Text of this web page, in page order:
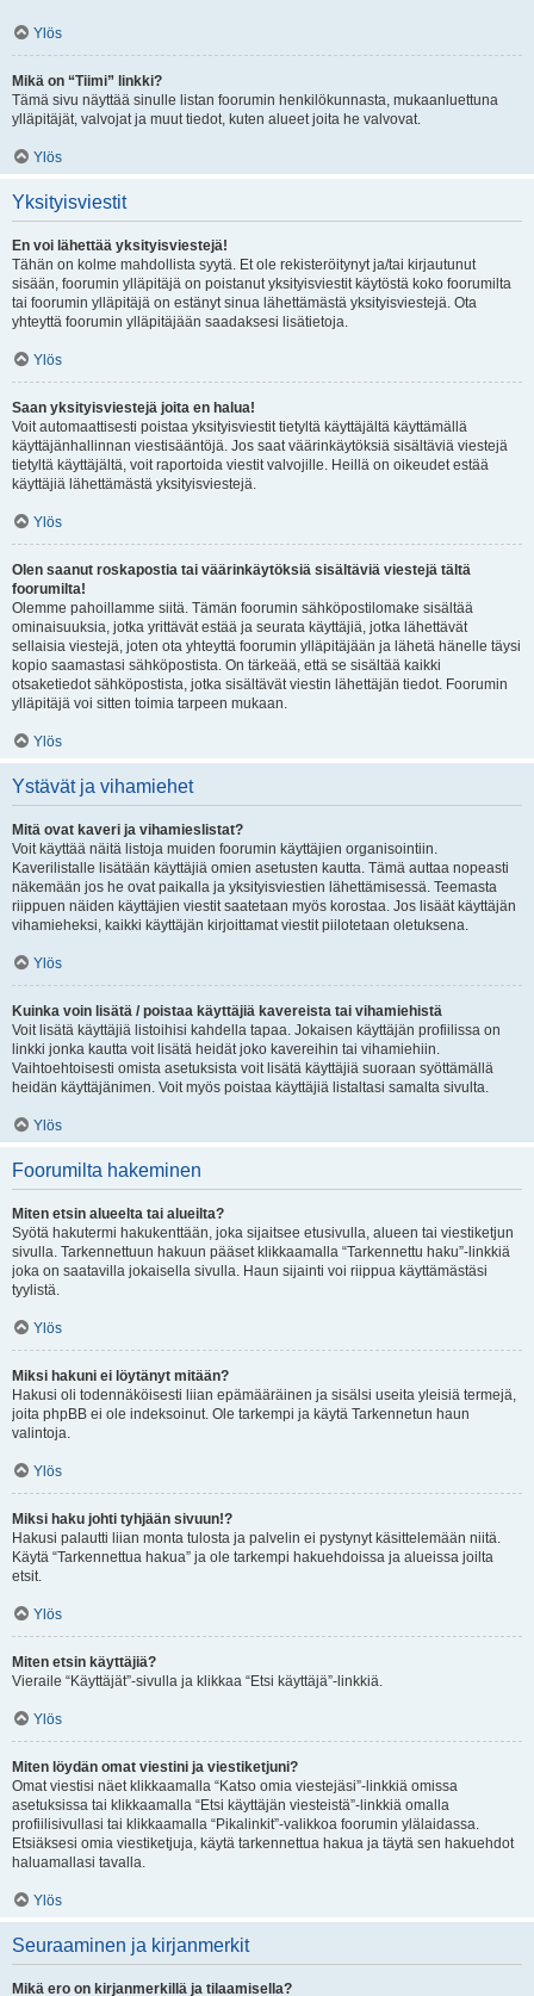
Ylös
Mikä on “Tiimi” linkki?
Tämä sivu näyttää sinulle listan foorumin henkilökunnasta, mukaanluettuna
ylläpitäjät, valvojat ja muut tiedot, kuten alueet joita he valvovat.
Ylös
Yksityisviestit
En voi lähettää yksityisviestejä!
Tähän on kolme mahdollista syytä. Et ole rekisteröitynyt ja/tai kirjautunut
sisään, foorumin ylläpitäjä on poistanut yksityisviestit käytöstä koko foorumilta
tai foorumin ylläpitäjä on estänyt sinua lähettämästä yksityisviestejä. Ota
yhteyttä foorumin ylläpitäjään saadaksesi lisätietoja.
Ylös
Saan yksityisviestejä joita en halua!
Voit automaattisesti poistaa yksityisviestit tietyltä käyttäjältä käyttämällä
käyttäjänhallinnan viestisääntöjä. Jos saat väärinkäytöksiä sisältäviä viestejä
tietyltä käyttäjältä, voit raportoida viestit valvojille. Heillä on oikeudet estää
käyttäjiä lähettämästä yksityisviestejä.
Ylös
Olen saanut roskapostia tai väärinkäytöksiä sisältäviä viestejä tältä
foorumilta!
Olemme pahoillamme siitä. Tämän foorumin sähköpostilomake sisältää
ominaisuuksia, jotka yrittävät estää ja seurata käyttäjiä, jotka lähettävät
sellaisia viestejä, joten ota yhteyttä foorumin ylläpitäjään ja lähetä hänelle täysi
kopio saamastasi sähköpostista. On tärkeää, että se sisältää kaikki
otsaketiedot sähköpostista, jotka sisältävät viestin lähettäjän tiedot. Foorumin
ylläpitäjä voi sitten toimia tarpeen mukaan.
Ylös
Ystävät ja vihamiehet
Mitä ovat kaveri ja vihamieslistat?
Voit käyttää näitä listoja muiden foorumin käyttäjien organisointiin.
Kaverilistalle lisätään käyttäjiä omien asetusten kautta. Tämä auttaa nopeasti
näkemään jos he ovat paikalla ja yksityisviestien lähettämisessä. Teemasta
riippuen näiden käyttäjien viestit saatetaan myös korostaa. Jos lisäät käyttäjän
vihamieheksi, kaikki käyttäjän kirjoittamat viestit piilotetaan oletuksena.
Ylös
Kuinka voin lisätä / poistaa käyttäjiä kavereista tai vihamiehistä
Voit lisätä käyttäjiä listoihisi kahdella tapaa. Jokaisen käyttäjän profiilissa on
linkki jonka kautta voit lisätä heidät joko kavereihin tai vihamiehiin.
Vaihtoehtoisesti omista asetuksista voit lisätä käyttäjiä suoraan syöttämällä
heidän käyttäjänimen. Voit myös poistaa käyttäjiä listaltasi samalta sivulta.
Ylös
Foorumilta hakeminen
Miten etsin alueelta tai alueilta?
Syötä hakutermi hakukenttään, joka sijaitsee etusivulla, alueen tai viestiketjun
sivulla. Tarkennettuun hakuun pääset klikkaamalla “Tarkennettu haku”-linkkiä
joka on saatavilla jokaisella sivulla. Haun sijainti voi riippua käyttämästäsi
tyylistä.
Ylös
Miksi hakuni ei löytänyt mitään?
Hakusi oli todennäköisesti liian epämääräinen ja sisälsi useita yleisiä termejä,
joita phpBB ei ole indeksoinut. Ole tarkempi ja käytä Tarkennetun haun
valintoja.
Ylös
Miksi haku johti tyhjään sivuun!?
Hakusi palautti liian monta tulosta ja palvelin ei pystynyt käsittelemään niitä.
Käytä “Tarkennettua hakua” ja ole tarkempi hakuehdoissa ja alueissa joilta
etsit.
Ylös
Miten etsin käyttäjiä?
Vieraile “Käyttäjät”-sivulla ja klikkaa “Etsi käyttäjä”-linkkiä.
Ylös
Miten löydän omat viestini ja viestiketjuni?
Omat viestisi näet klikkaamalla “Katso omia viestejäsi”-linkkiä omissa
asetuksissa tai klikkaamalla “Etsi käyttäjän viesteistä”-linkkiä omalla
profiilisivullasi tai klikkaamalla “Pikalinkit”-valikkoa foorumin ylälaidassa.
Etsiäksesi omia viestiketjuja, käytä tarkennettua hakua ja täytä sen hakuehdot
haluamallasi tavalla.
Ylös
Seuraaminen ja kirjanmerkit
Mikä ero on kirjanmerkillä ja tilaamisella?